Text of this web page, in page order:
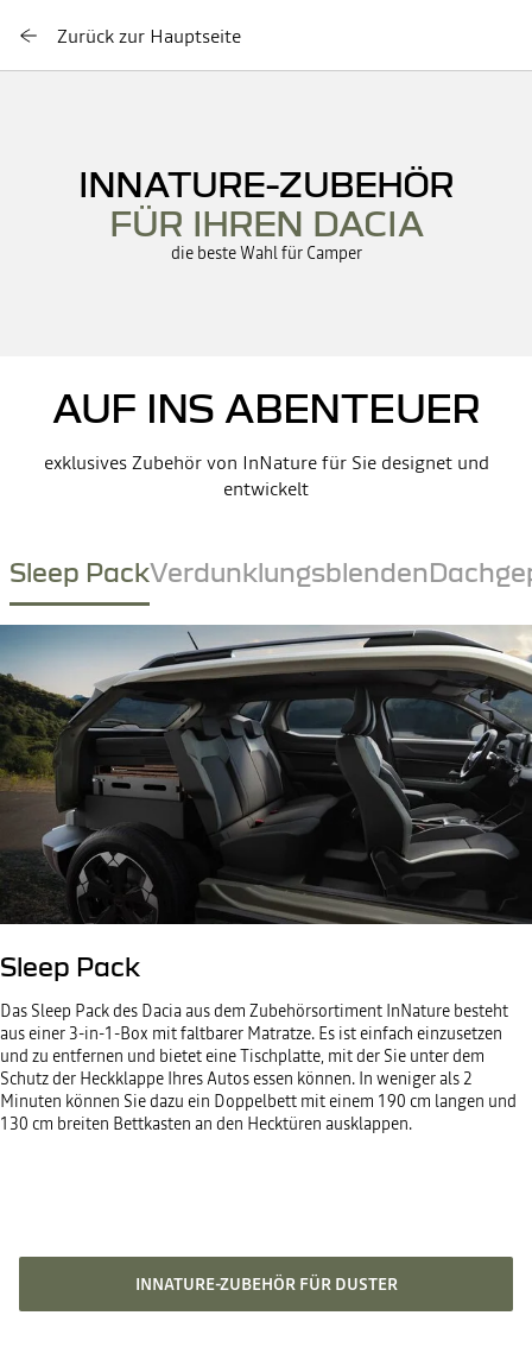
Zurück zur Hauptseite
INNATURE-ZUBEHÖR
FÜR IHREN DACIA
die beste Wahl für Camper
AUF INS ABENTEUER
exklusives Zubehör von InNature für Sie designet und
entwickelt
Sleep PackVerdunklungsblenden
Sleep Pack
Das Sleep Pack des Dacia aus dem Zubehörsortiment InNature besteht
aus einer 3-in-1-Box mit faltbarer Matratze. Es ist einfach einzusetzen
und zu entfernen und bietet eine Tischplatte, mit der Sie unter dem
Schutz der Heckklappe Ihres Autos essen können. In weniger als 2
Minuten können Sie dazu ein Doppelbett mit einem 190 cm langen und
130 cm breiten Bettkasten an den Hecktüren ausklappen.
INNATURE-ZUBEHÖR FÜR DUSTER